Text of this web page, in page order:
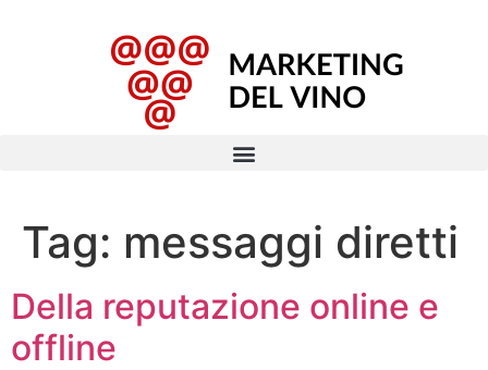
Tag: messaggi diretti
Della reputazione online e
offline